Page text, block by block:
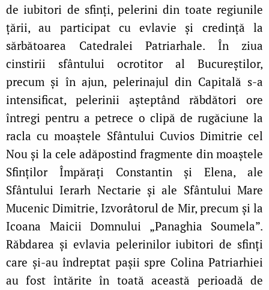
de iubitori de sfinți, pelerini din toate regiunile
țării, au participat cu evlavie și credință la
sărbătoarea Catedralei Patriarhale. În ziua
cinstirii sfântului ocrotitor al Bucureștilor,
precum și în ajun, pelerinajul din Capitală s‑a
intensificat, pelerinii așteptând răbdători ore
întregi pentru a petrece o clipă de rugăciune la
racla cu moaștele Sfântului Cuvios Dimitrie cel
Nou și la cele adăpostind fragmente din moaștele
Sfinților Împărați Constantin și Elena, ale
Sfântului Ierarh Nectarie și ale Sfântului Mare
Mucenic Dimitrie, Izvorâtorul de Mir, precum și la
Icoana Maicii Domnului „Panaghia Soumela”.
Răbdarea și evlavia pelerinilor iubitori de sfinți
care și‑au îndreptat pașii spre Colina Patriarhiei
au fost întărite în toată această perioadă de